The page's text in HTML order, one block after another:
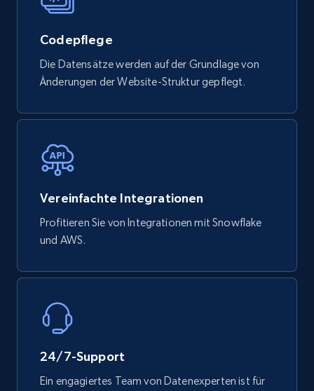
Codepflege
Die Datensätze werden auf der Grundlage von
Änderungen der Website-Struktur gepflegt.
Vereinfachte Integrationen
Profitieren Sie von Integrationen mit Snowflake
und AWS.
24/7-Support
Ein engagiertes Team von Datenexperten ist für